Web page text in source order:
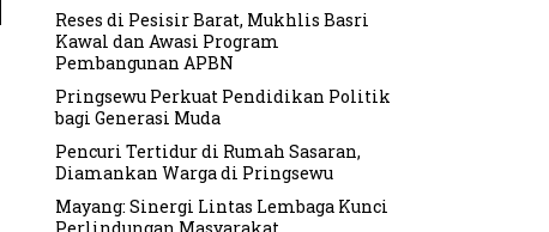
Reses di Pesisir Barat, Mukhlis Basri
Kawal dan Awasi Program
Pembangunan APBN
Pringsewu Perkuat Pendidikan Politik
bagi Generasi Muda
Pencuri Tertidur di Rumah Sasaran,
Diamankan Warga di Pringsewu
Mayang: Sinergi Lintas Lembaga Kunci